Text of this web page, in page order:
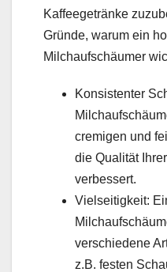
Kaffeegetränke
Gründe, warum ein
Milchaufschäumer
Konsistenter
cremigen und
die Qualität
verbessert.
Vielseitigkeit:
verschiedene
z.B. festen